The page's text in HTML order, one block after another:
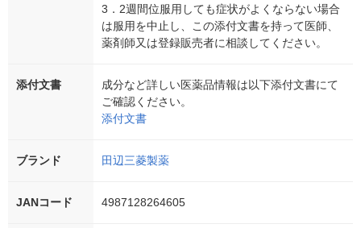
3．2週間位服用しても症状がよくならない場合
は服用を中止し、この添付文書を持って医師、
薬剤師又は登録販売者に相談してください。
添付文書
成分など詳しい医薬品情報は以下添付文書にて
ご確認ください。
添付文書
ブランド 田辺三菱製薬
JANコード 4987128264605